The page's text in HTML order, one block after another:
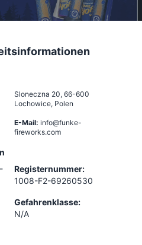
Sloneczna 20, 66-600
Lochowice, Polen
E-Mail: info@funke-
fireworks.com
Registernummer:
1008-F2-69260530
Gefahrenklasse:
N/A